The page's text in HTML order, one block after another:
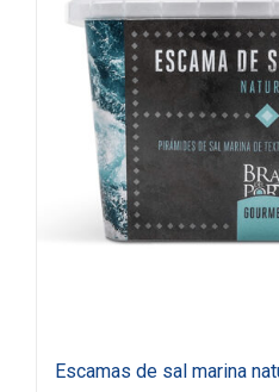
Escamas de sal marina